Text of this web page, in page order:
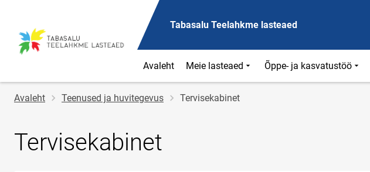
Tabasalu Teelahkme lasteaed
Avaleht Meie lasteaed Õppe- ja kasvatustöö
Jälglink
Avaleht Teenused ja huvitegevus Tervisekabinet
Tervisekabinet